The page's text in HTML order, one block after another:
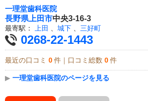
一理堂歯科医院
長野県 上田市中央3-16-3
最寄駅： 上田 、 城下 、 三好町
0268-22-1443
最近の口コミ 0 件｜口コミ総数 0 件
▶ 一理堂歯科医院のページを見る